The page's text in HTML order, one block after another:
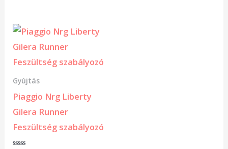
Gyújtás
Piaggio Nrg Liberty
Gilera Runner
Feszültség szabályozó